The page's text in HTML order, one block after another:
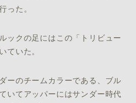
った。
ックの足にはこの「トリビュー
ていた。
ーのチームカラーである、ブル
いてアッパーにはサンダー時代